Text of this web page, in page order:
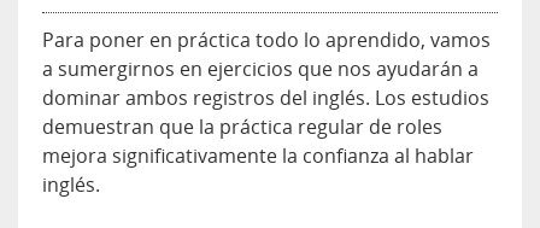
Para poner en práctica todo lo aprendido, vamos
a sumergirnos en ejercicios que nos ayudarán a
dominar ambos registros del inglés. Los estudios
demuestran que la práctica regular de roles
mejora significativamente la confianza al hablar
inglés.